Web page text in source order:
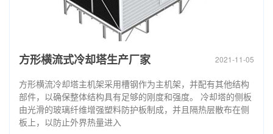
方形横流式冷却塔生产厂家 2021-11-05
方形横流冷却塔主机架采用槽钢作为主机架，并配有其他结构
部件，以确保整体结构具有足够的刚度和强度。 冷却塔的侧板
由光滑的玻璃纤维增强塑料防护板制成，并且隔热层散布在侧
板上，以防止外界热量进入